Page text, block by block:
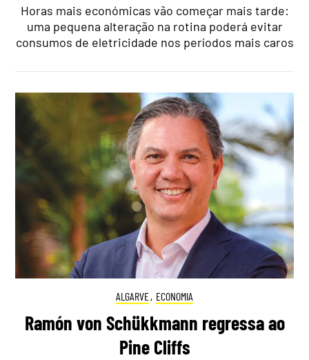
Horas mais económicas vão começar mais tarde:
uma pequena alteração na rotina poderá evitar
consumos de eletricidade nos períodos mais caros
ALGARVE, ECONOMIA
Ramón von Schükkmann regressa ao
Pine Cliffs